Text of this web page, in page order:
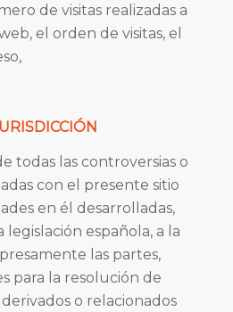
de visitas realizadas a
el orden de visitas, el
todas las controversias o
con el presente sitio
en él desarrolladas,
legislación española, a la
las partes,
para la resolución de
o relacionados